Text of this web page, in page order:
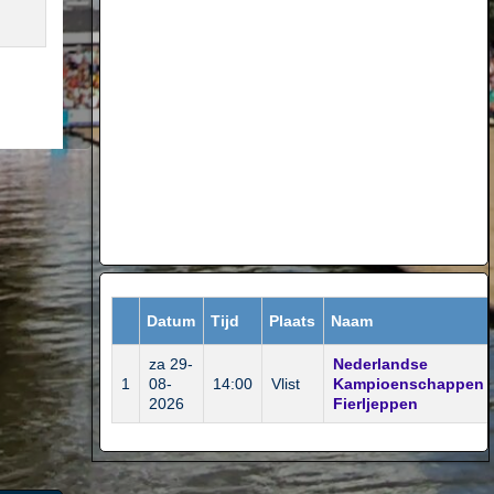
Datum Tijd Plaats Naam
1
za 29-
08-
2026
14:00 Vlist
Nederlandse
Kampioenschappen
Fierljeppen